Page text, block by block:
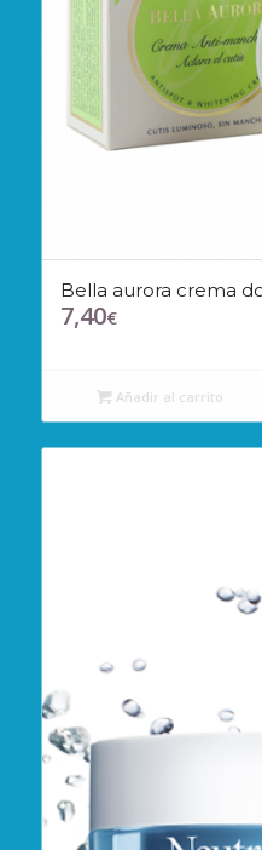
Bella aurora crema
7,40€
Añadir al carrito